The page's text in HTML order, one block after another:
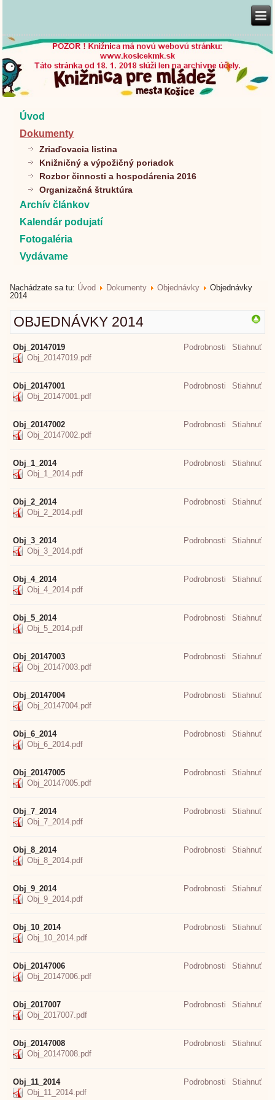
Úvod
Dokumenty
Zriaďovacia listina
Knižničný a výpožičný poriadok
Rozbor činnosti a hospodárenia 2016
Organizačná štruktúra
Archív článkov
Kalendár podujatí
Fotogaléria
Vydávame
Nachádzate sa tu: Úvod Dokumenty Objednávky
Objednávky
2014
OBJEDNÁVKY 2014
Obj_20147019
Obj_20147019.pdf
Stiahnuť
Podrobnosti
Obj_20147001
Obj_20147001.pdf
Stiahnuť
Podrobnosti
Obj_20147002
Obj_20147002.pdf
Stiahnuť
Podrobnosti
Obj_1_2014
Obj_1_2014.pdf
Stiahnuť
Podrobnosti
Obj_2_2014
Obj_2_2014.pdf
Stiahnuť
Podrobnosti
Obj_3_2014
Obj_3_2014.pdf
Stiahnuť
Podrobnosti
Obj_4_2014
Obj_4_2014.pdf
Stiahnuť
Podrobnosti
Obj_5_2014
Obj_5_2014.pdf
Stiahnuť
Podrobnosti
Obj_20147003
Obj_20147003.pdf
Stiahnuť
Podrobnosti
Obj_20147004
Obj_20147004.pdf
Stiahnuť
Podrobnosti
Obj_6_2014
Obj_6_2014.pdf
Stiahnuť
Podrobnosti
Obj_20147005
Obj_20147005.pdf
Stiahnuť
Podrobnosti
Obj_7_2014
Obj_7_2014.pdf
Stiahnuť
Podrobnosti
Obj_8_2014
Obj_8_2014.pdf
Stiahnuť
Podrobnosti
Obj_9_2014
Obj_9_2014.pdf
Stiahnuť
Podrobnosti
Obj_10_2014
Obj_10_2014.pdf
Stiahnuť
Podrobnosti
Obj_20147006
Obj_20147006.pdf
Stiahnuť
Podrobnosti
Obj_2017007
Obj_2017007.pdf
Stiahnuť
Podrobnosti
Obj_20147008
Obj_20147008.pdf
Stiahnuť
Podrobnosti
Obj_11_2014
Obj_11_2014.pdf
Stiahnuť
Podrobnosti